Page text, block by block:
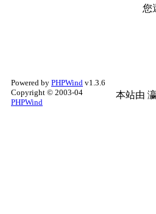
您
Powered by PHPWind v1.3.6
Copyright © 2003-04
PHPWind
本站由